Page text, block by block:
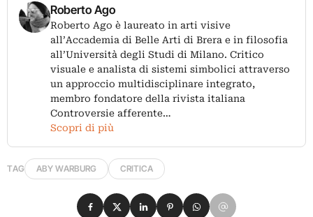
Roberto Ago
Roberto Ago è laureato in arti visive
all’Accademia di Belle Arti di Brera e in filosofia
all’Università degli Studi di Milano. Critico
visuale e analista di sistemi simbolici attraverso
un approccio multidisciplinare integrato,
membro fondatore della rivista italiana
Controversie afferente…
Scopri di più
TAG ABY WARBURG CRITICA
Condividi su Facebook
Condividi su X
Condividi su LinkedIn
Condividi su Pinterest
Condividi su WhatsApp
Condividi su Email